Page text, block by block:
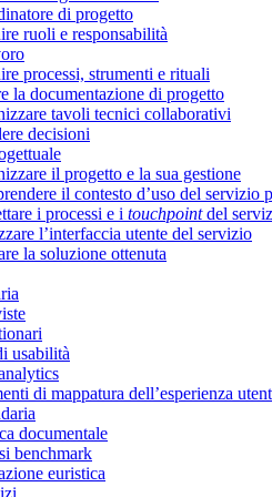
di progetto
ruoli e responsabilità
processi, strumenti e rituali
la documentazione di progetto
tavoli tecnici collaborativi
decisioni
il progetto e la sua gestione
il contesto d’uso del servizio
i processi e i touchpointdel
l’interfaccia utente del servizio
la soluzione ottenuta
usabilità
di mappatura dell’esperienza
documentale
benchmark
euristica